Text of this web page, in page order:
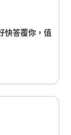
快答覆你，值